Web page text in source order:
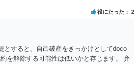
役にたった 2
すると、自己破産をきっかけとしてdoco
を解除する可能性は低いかと存じます。 弁